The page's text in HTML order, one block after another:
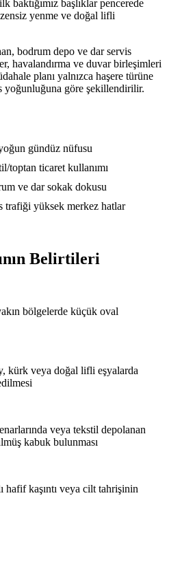
baktığımız başlıklar pencerede
yenme ve doğal lifli
bodrum depo ve dar servis
havalandırma ve duvar birleşimleri
planı yalnızca haşere türüne
yoğunluğuna göre şekillendirilir.
gündüz nüfusu
toptan ticaret kullanımı
ve dar sokak dokusu
trafiği yüksek merkez hatlar
Belirtileri
bölgelerde küçük oval
kürk veya doğal lifli eşyalarda
veya tekstil depolanan
kabuk bulunması
hafif kaşıntı veya cilt tahrişinin